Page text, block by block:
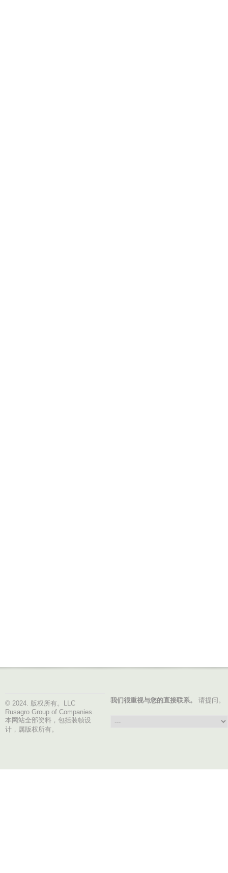
© 2024. 版权所有。LLC
Rusagro Group of Companies.
本网站全部资料，包括装帧设
计，属版权所有。
我们很重视与您的直接联系。 请提问。